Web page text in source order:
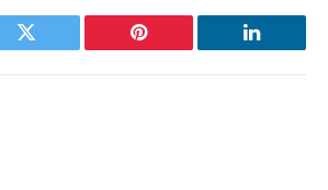
Twitter Pinterest LinkedIn